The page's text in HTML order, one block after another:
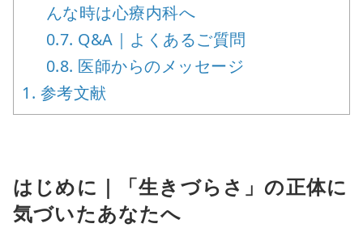
んな時は心療内科へ
0.7. Q&A｜よくあるご質問
0.8. 医師からのメッセージ
1. 参考文献
はじめに｜「生きづらさ」の正体に
気づいたあなたへ